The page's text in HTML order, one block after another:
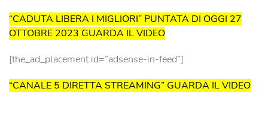
“CADUTA LIBERA I MIGLIORI” PUNTATA DI OGGI 27
OTTOBRE 2023 GUARDA IL VIDEO
[the_ad_placement id=”adsense-in-feed”]
“CANALE 5 DIRETTA STREAMING” GUARDA IL VIDEO